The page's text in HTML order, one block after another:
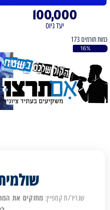
יעד גיוס
100,000
כמות תורמים 173
16%
שגריר/ת קמפיין: מחזקים את